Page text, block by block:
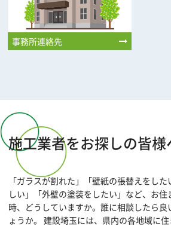
事務所連絡先
施工業者をお探しの皆様
「ガラスが割れた」「壁紙の張替えをし
しい」「外壁の塗装をしたい」など、お
時、どうしていますか。誰に相談したら
ょうか。 建設埼玉には、県内の各地域に